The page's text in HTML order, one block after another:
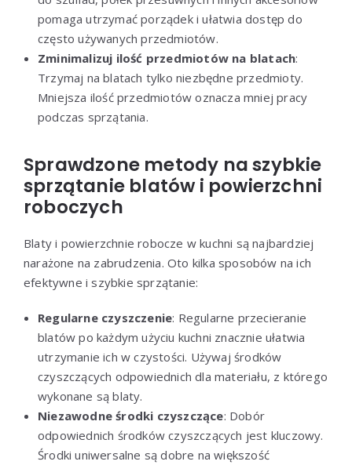
pomaga utrzymać porządek i ułatwia dostęp do
często używanych przedmiotów.
Zminimalizuj ilość przedmiotów na blatach:
Trzymaj na blatach tylko niezbędne przedmioty.
Mniejsza ilość przedmiotów oznacza mniej pracy
podczas sprzątania.
Sprawdzone metody na szybkie
sprzątanie blatów i powierzchni
roboczych
Blaty i powierzchnie robocze w kuchni są najbardziej
narażone na zabrudzenia. Oto kilka sposobów na ich
efektywne i szybkie sprzątanie:
Regularne czyszczenie: Regularne przecieranie
blatów po każdym użyciu kuchni znacznie ułatwia
utrzymanie ich w czystości. Używaj środków
czyszczących odpowiednich dla materiału, z którego
wykonane są blaty.
Niezawodne środki czyszczące: Dobór
odpowiednich środków czyszczących jest kluczowy.
Środki uniwersalne są dobre na większość